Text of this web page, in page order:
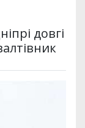
довгі